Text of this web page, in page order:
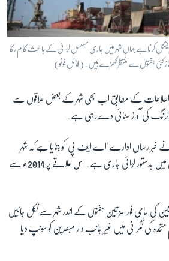
کرنا ہے جہاں شہر میں جاری مسلسل لڑائی کے باعث کام رکا
کئی ہفتوں سے منتظر کھڑے ہیں۔ (فائل فوٹو)
اطلاعات کے مطابق اب بھی شہر کے بعض علاقوں سے
کی آواز سنائی دے رہی ہے۔
خبر رساں ادارے 'اے ایف پی' کو بتایا ہے کہ شہر
کے مشرقی ضلعے کے بعض حصوں میں بدستور لڑائی جاری ہے۔ اس علاقے پر 2014ء سے
حامی فورسز تین ہفتوں کے اندر شہر سے نکل جائیں
کی نگرانی میں غیر جانب دار مبصرین کو سونپ دیا